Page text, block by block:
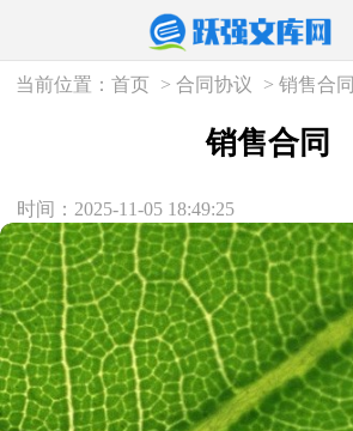
当前位置：首页 >合同协议 >销售合同
销售合同
时间：2025-11-05 18:49:25